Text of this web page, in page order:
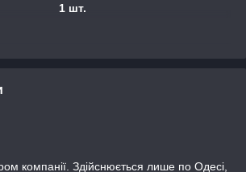
1 шт.
компанії. Здійснюється лише по Одесі,